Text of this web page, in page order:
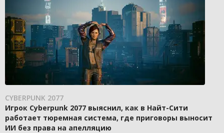
CYBERPUNK 2077
Игрок Cyberpunk 2077 выяснил, как в Найт-Сити
работает тюремная система, где приговоры выносит
ИИ без права на апелляцию